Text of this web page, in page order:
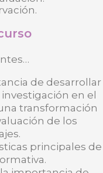
de desarrollar
en el
transformación
de los
principales de